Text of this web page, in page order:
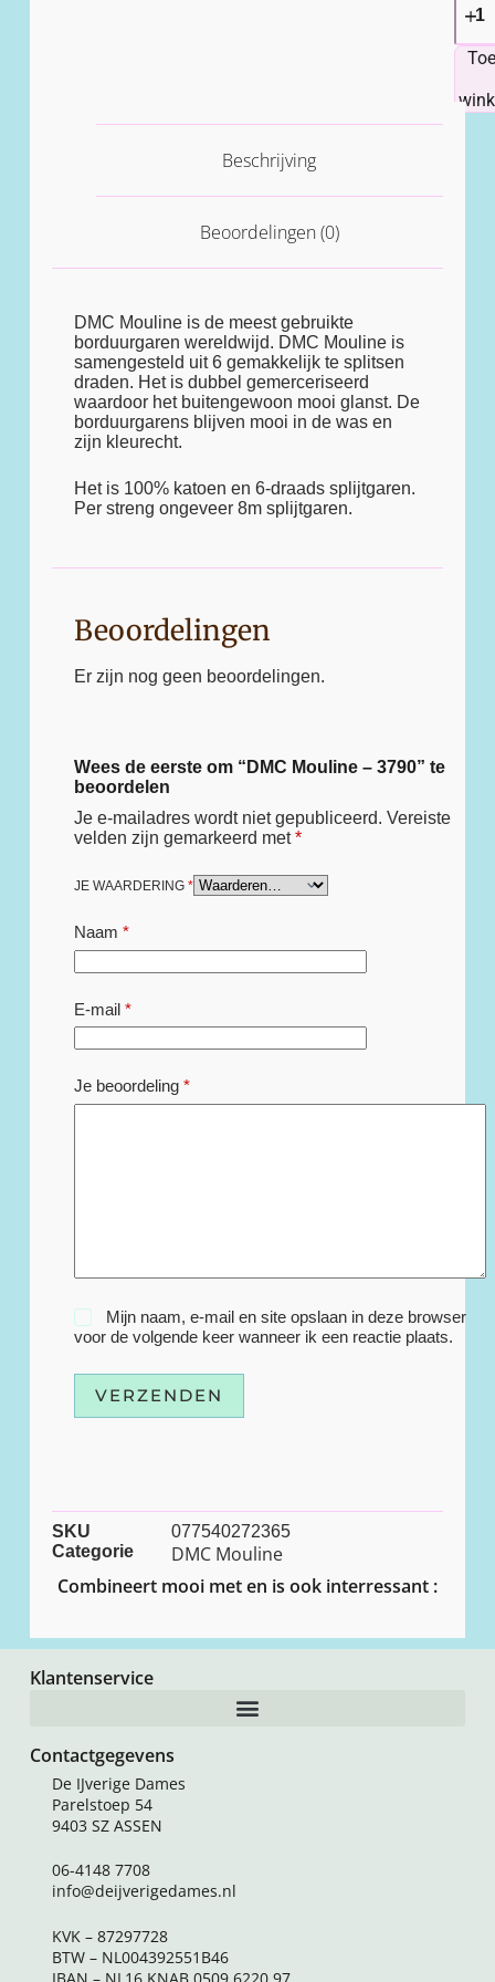
Beschrijving
Beoordelingen (0)
DMC Mouline is de meest gebruikte
borduurgaren wereldwijd. DMC Mouline is
samengesteld uit 6 gemakkelijk te splitsen
draden. Het is dubbel gemerceriseerd
waardoor het buitengewoon mooi glanst. De
borduurgarens blijven mooi in de was en
zijn kleurecht.
Het is 100% katoen en 6-draads splijtgaren.
Per streng ongeveer 8m splijtgaren.
Beoordelingen
Er zijn nog geen beoordelingen.
Wees de eerste om “DMC Mouline – 3790” te
beoordelen
Je e-mailadres wordt niet gepubliceerd. Vereiste
velden zijn gemarkeerd met*
JE WAARDERING *
Naam *
E-mail*
Je beoordeling *
Mijn naam, e-mail en site opslaan in deze browser
voor de volgende keer wanneer ik een reactie plaats.
VERZENDEN
SKU
077540272365
Categorie
DMC Mouline
Combineert mooi met en is ook interressant :
Klantenservice
Contactgegevens
De IJverige Dames
Parelstoep 54
9403 SZ ASSEN
06-4148 7708
info@deijverigedames.nl
KVK – 87297728
BTW – NL004392551B46